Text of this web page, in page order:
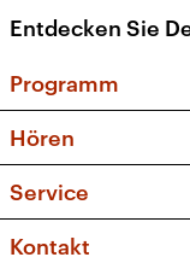
Entdecken Sie
Programm
Musikliste
Kakadu –
Hören
Service
FAQ
Kontakt